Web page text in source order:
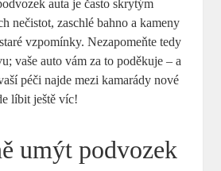
auta je často skrytým
nečistot, zaschlé bahno a kameny
vzpomínky. Nezapomeňte tedy
vaše auto vám za to poděkuje – a
péči najde mezi kamarády nové
líbit ještě víc!
umýt podvozek